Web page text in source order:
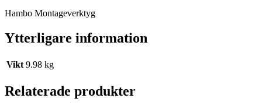
Hambo Montageverktyg
Ytterligare information
Vikt 9.98 kg
Relaterade produkter